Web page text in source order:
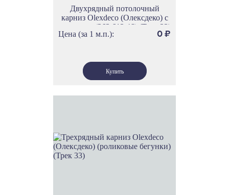
Двухрядный потолочный
карниз Olexdeco (Олексдеко) c
роликами (363.612.46) (Трек 23)
Цена (за 1 м.п.):
0 ₽